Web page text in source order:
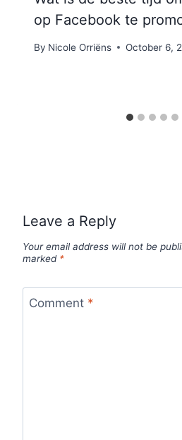
op Facebook te
By Nicole Orriëns October 6,
Leave a Reply
Your email address will not be
marked *
Comment *